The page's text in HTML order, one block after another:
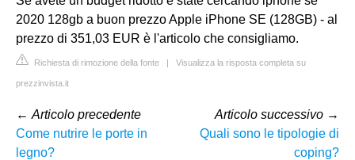
2020 128gb a buon prezzo Apple iPhone SE (128GB) - al
prezzo di 351,03 EUR è l'articolo che consigliamo.
Richiesta di rimozione della fonte | Visualizza la risposta completa su
prezzinvista.it
← Articolo precedente
Come nutrire le porte in
legno?
Articolo successivo →
Quali sono le tipologie di
coping?